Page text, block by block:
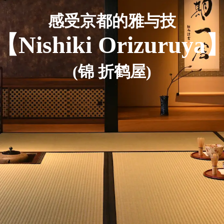
感受京都的雅与技
Nishiki Orizuruya
(锦 折鹤屋)